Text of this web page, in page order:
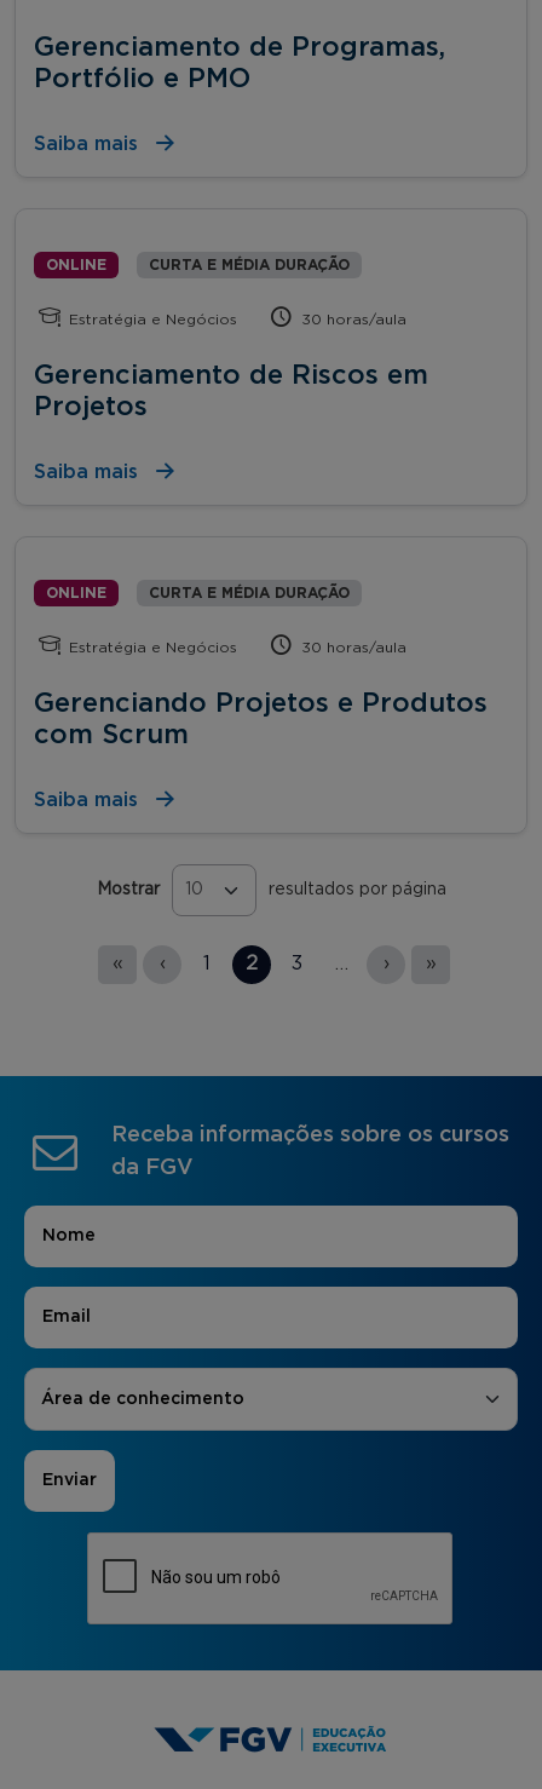
Gerenciamento de Programas,
Portfólio e PMO
Saiba mais
ONLINE CURTA E MÉDIA DURAÇÃO
Estratégia e Negócios 30 horas/aula
Gerenciamento de Riscos em
Projetos
Saiba mais
ONLINE CURTA E MÉDIA DURAÇÃO
Estratégia e Negócios 30 horas/aula
Gerenciando Projetos e Produtos
com Scrum
Saiba mais
Mostrar resultados por página
« ‹ 1 2 3 › »
Receba informações sobre os cursos
da FGV
Nome
E-mail
Áreas de Interesse
Área de conhecimento